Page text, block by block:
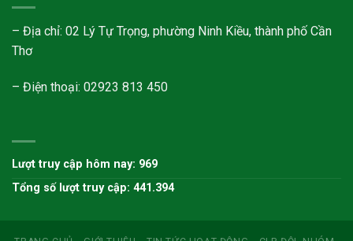
– Địa chỉ: 02 Lý Tự Trọng, phường Ninh Kiều, thành phố Cần
Thơ
– Điện thoại: 02923 813 450
Lượt truy cập hôm nay: 969
Tổng số lượt truy cập: 441.394